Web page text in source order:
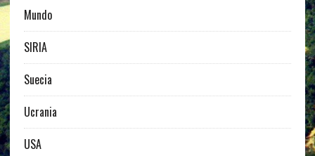
Mundo
SIRIA
Suecia
Ucrania
USA